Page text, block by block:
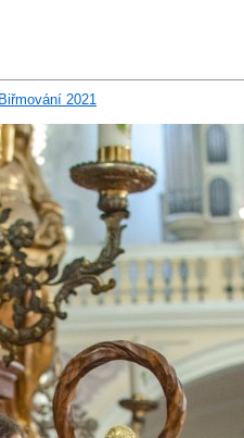
Biřmování 2021